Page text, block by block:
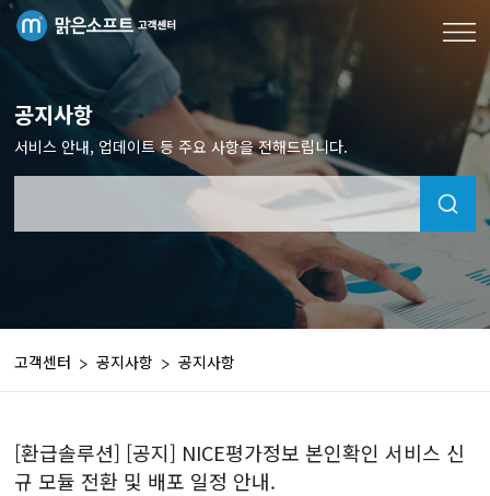
공지사항
서비스 안내, 업데이트 등 주요 사항을 전해드립니다.
고객센터 공지사항 공지사항
[환급솔루션] [공지] NICE평가정보 본인확인 서비스 신
규 모듈 전환 및 배포 일정 안내.